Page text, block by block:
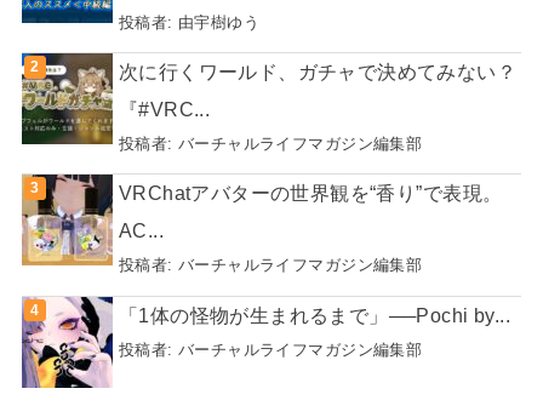
投稿者: 由宇樹ゆう
次に行くワールド、ガチャで決めてみない？
『#VRC...
投稿者: バーチャルライフマガジン編集部
VRChatアバターの世界観を“香り”で表現。
AC...
投稿者: バーチャルライフマガジン編集部
「1体の怪物が生まれるまで」──Pochi by...
投稿者: バーチャルライフマガジン編集部